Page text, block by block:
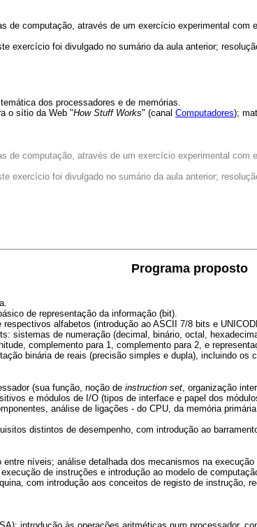
de computação, através de um exercício experimental
exercício foi divulgado no sumário da aula anterior;
dos processadores e de memórias.
o sítio da Web "How Stuff Works" (canal Computadores);
de computação, através de um exercício experimental
exercício foi divulgado no sumário da aula anterior;
Programa proposto
de representação da informação (bit).
alfabetos (introdução ao ASCII 7/8 bits e
sistemas de numeração (decimal, binário, octal,
complemento para 1, complemento para 2, e
binária de reais (precisão simples e dupla), incluindo
(sua função, noção de instruction set, organização
e módulos de I/O (tipos de interface e papel dos
análise de ligações - do CPU, da memória
distintos de desempenho, com introdução ao
níveis; análise detalhada dos mecanismos na
de instruções e introdução ao modelo de
com introdução aos conceitos de registo de instrução,